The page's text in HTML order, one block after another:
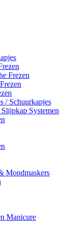
Frezen
/ Schuurkapjes
Systemen
Mondmaskers
Manicure